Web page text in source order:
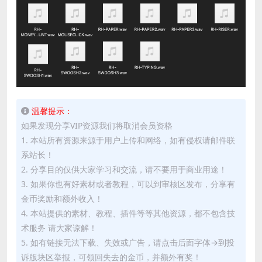
温馨提示：
如果发现分享VIP资源我们将取消会员资格
1. 本站所有资源来源于用户上传和网络，如有侵权请邮件联
系站长！
2. 分享目的仅供大家学习和交流，请不要用于商业用途！
3. 如果你也有好素材或者教程，可以到审核区发布，分享有
金币奖励和额外收入！
4. 本站提供的素材、教程、插件等等其他资源，都不包含技
术服务 请大家谅解！
5. 如有链接无法下载、失效或广告，请点击后面字体→到投
诉版块区举报，可领回失去的金币，并额外有奖！